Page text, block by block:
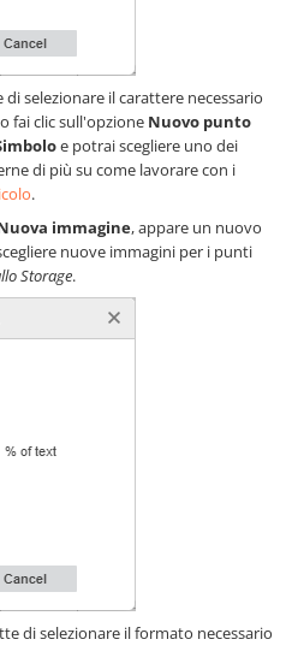
selezionare il carattere necessario
fai clic sull'opzione Nuovo punto
e potrai scegliere uno dei
di più su come lavorare con i
.
immagine, appare un nuovo
nuove immagini per i punti
Storage.
di selezionare il formato necessario